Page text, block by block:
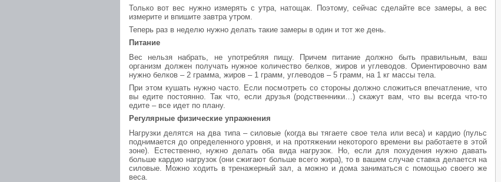
Только вот вес нужно измерять с утра, натощак. Поэтому, сейчас сделайте все замеры, а вес
измерите и впишите завтра утром.
Теперь раз в неделю нужно делать такие замеры в один и тот же день.
Питание
Вес нельзя набрать, не употребляя пищу. Причем питание должно быть правильным, ваш
организм должен получать нужное количество белков, жиров и углеводов. Ориентировочно вам
нужно белков – 2 грамма, жиров – 1 грамм, углеводов – 5 грамм, на 1 кг массы тела.
При этом кушать нужно часто. Если посмотреть со стороны должно сложиться впечатление, что
вы едите постоянно. Так что, если друзья (родственники…) скажут вам, что вы всегда что-то
едите – все идет по плану.
Регулярные физические упражнения
Нагрузки делятся на два типа – силовые (когда вы тягаете свое тела или веса) и кардио (пульс
поднимается до определенного уровня, и на протяжении некоторого времени вы работаете в этой
зоне). Естественно, нужно делать оба вида нагрузок. Но, если для похудения нужно давать
больше кардио нагрузок (они сжигают больше всего жира), то в вашем случае ставка делается на
силовые. Можно ходить в тренажерный зал, а можно и дома заниматься с помощью своего же
веса.